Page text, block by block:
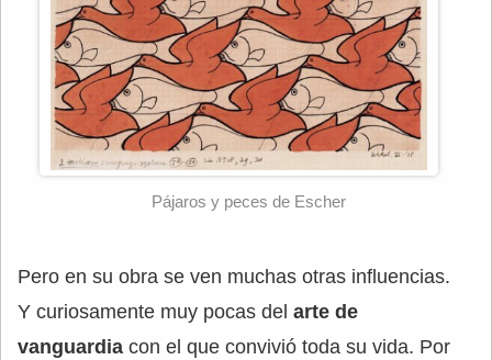
Pájaros y peces de Escher
Pero en su obra se ven muchas otras influencias.
Y curiosamente muy pocas del arte de
vanguardia con el que convivió toda su vida. Por